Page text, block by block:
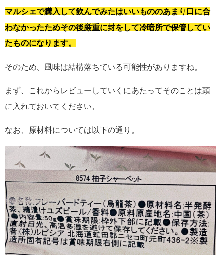
マルシェで購入して飲んでみたはいいもののあまり口に合
わなかったためその後厳重に封をして冷暗所で保管してい
たものになります。
そのため、風味は結構落ちている可能性がありますね。
まず、これからレビューしていくにあたってそのことは頭
に入れておいてください。
なお、原材料については以下の通り。